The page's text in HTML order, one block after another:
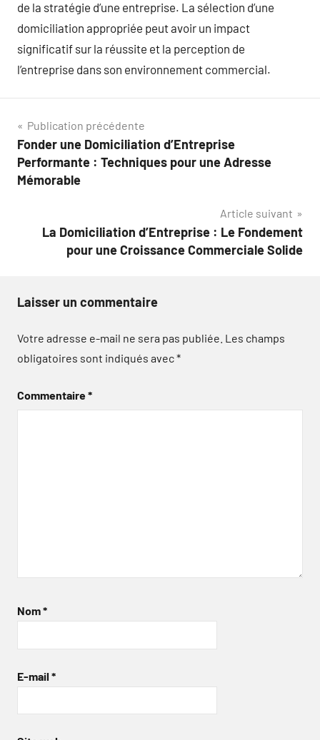
de la stratégie d’une entreprise. La sélection d’une
domiciliation appropriée peut avoir un impact
significatif sur la réussite et la perception de
l’entreprise dans son environnement commercial.
Navigation
de
l’article
Publication précédente
Fonder une Domiciliation d’Entreprise
Performante : Techniques pour une Adresse
Mémorable
Article suivant
La Domiciliation d’Entreprise : Le Fondement
pour une Croissance Commerciale Solide
Laisser un commentaire
Votre adresse e-mail ne sera pas publiée. Les champs
obligatoires sont indiqués avec*
Commentaire*
Nom*
E-mail *